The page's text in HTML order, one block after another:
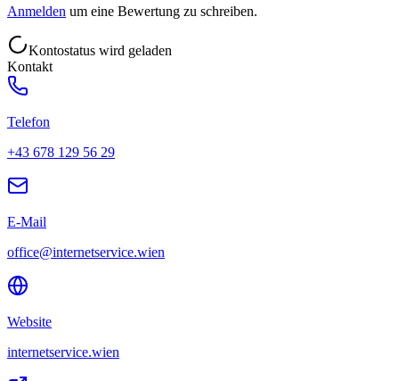
Anmelden um eine Bewertung zu schreiben.
Kontostatus wird geladen
Kontakt
Telefon
+43 678 129 56 29
E-Mail
office@internetservice.wien
Website
internetservice.wien